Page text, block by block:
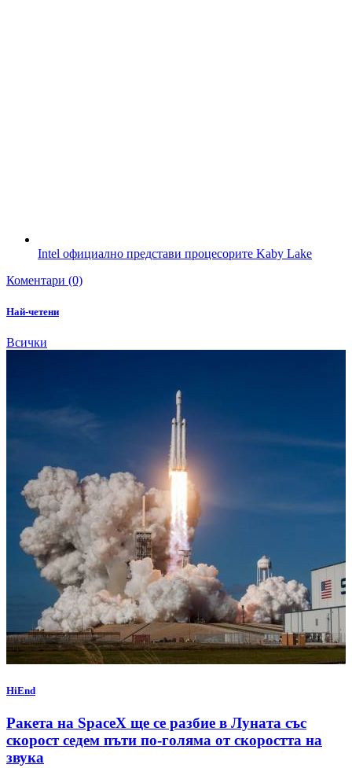
Intel официално представи процесорите Kaby Lake
Коментари (0)
Най-четени
Всички
HiEnd
Ракета на SpaceX ще се разбие в Луната със
скорост седем пъти по-голяма от скоростта на
звука